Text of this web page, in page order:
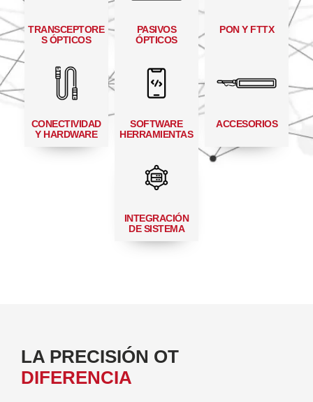
TRANSCEPTORE
S ÓPTICOS
PASIVOS
ÓPTICOS
PON Y FTTX
CONECTIVIDAD
Y HARDWARE
SOFTWARE
HERRAMIENTAS
ACCESORIOS
INTEGRACIÓN
DE SISTEMA
LA PRECISIÓN OT
DIFERENCIA